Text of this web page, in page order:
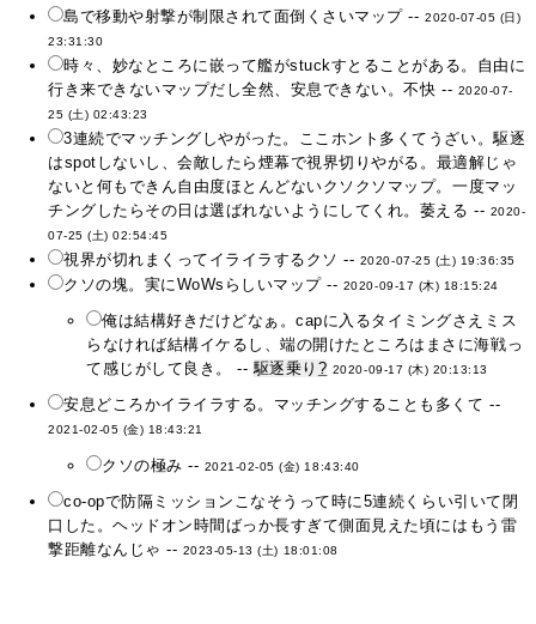
島で移動や射撃が制限されて面倒くさいマップ -- 2020-07-05 (日)
23:31:30
時々、妙なところに嵌って艦がstuckすとることがある。自由に
行き来できないマップだし全然、安息できない。不快 -- 2020-07-
25 (土) 02:43:23
3連続でマッチングしやがった。ここホント多くてうざい。駆逐
はspotしないし、会敵したら煙幕で視界切りやがる。最適解じゃ
ないと何もできん自由度ほとんどないクソクソマップ。一度マッ
チングしたらその日は選ばれないようにしてくれ。萎える -- 2020-
07-25 (土) 02:54:45
視界が切れまくってイライラするクソ -- 2020-07-25 (土) 19:36:35
クソの塊。実にWoWsらしいマップ -- 2020-09-17 (木) 18:15:24
俺は結構好きだけどなぁ。capに入るタイミングさえミス
らなければ結構イケるし、端の開けたところはまさに海戦っ
て感じがして良き。 --駆逐乗り ? 2020-09-17 (木) 20:13:13
安息どころかイライラする。マッチングすることも多くて --
2021-02-05 (金) 18:43:21
クソの極み -- 2021-02-05 (金) 18:43:40
co-opで防隔ミッションこなそうって時に5連続くらい引いて閉
口した。ヘッドオン時間ばっか長すぎて側面見えた頃にはもう雷
撃距離なんじゃ -- 2023-05-13 (土) 18:01:08